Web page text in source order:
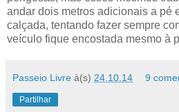
andar dois metros adicionais a pé
calçada, tentando fazer sempre
veículo fique encostada mesmo à
Passeio Livre à(s) 24.10.14 9
Partilhar